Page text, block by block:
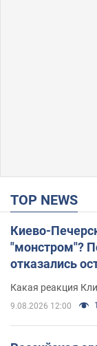
TOP NEWS
Киево-
"монстром"?
отказались
Какая реакция
9.08.2026 12:00